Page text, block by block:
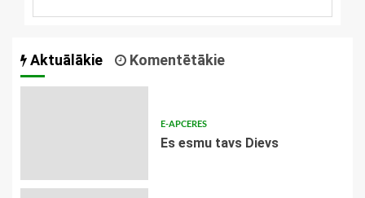
Aktuālākie Komentētākie
E-APCERES
Es esmu tavs Dievs